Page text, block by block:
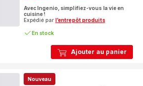
Ajouter au panier
4
étoiles
(moyenne)
Avec Ingenio, simplifiez-vous la vie en
cuisine !
Expédié par l’entrepôt produits
En stock
Nouveau